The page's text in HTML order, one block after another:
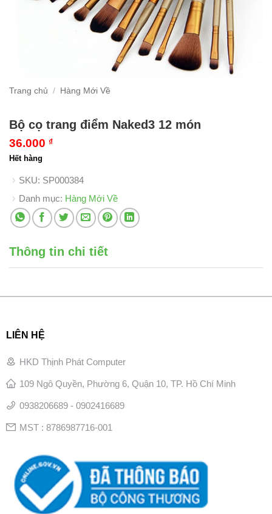
Trang chủ / Hàng Mới Về
Bộ cọ trang điểm Naked3 12 món
36.000 ₫
Hết hàng
SKU: SP000384
Danh mục: Hàng Mới Về
Thông tin chi tiết
LIÊN HỆ
HKD Thịnh Phát Computer
109 Ngô Quyền, Phường 6, Quận 10, TP. Hồ Chí Minh
0938206689 - 0902416689
MST : 8786987716-001